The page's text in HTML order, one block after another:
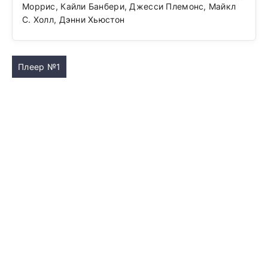
Моррис, Кайли Банбери, Джесси Племонс, Майкл
С. Холл, Дэнни Хьюстон
Плеер №1